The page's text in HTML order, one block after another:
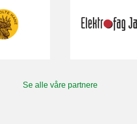
Se alle våre partnere